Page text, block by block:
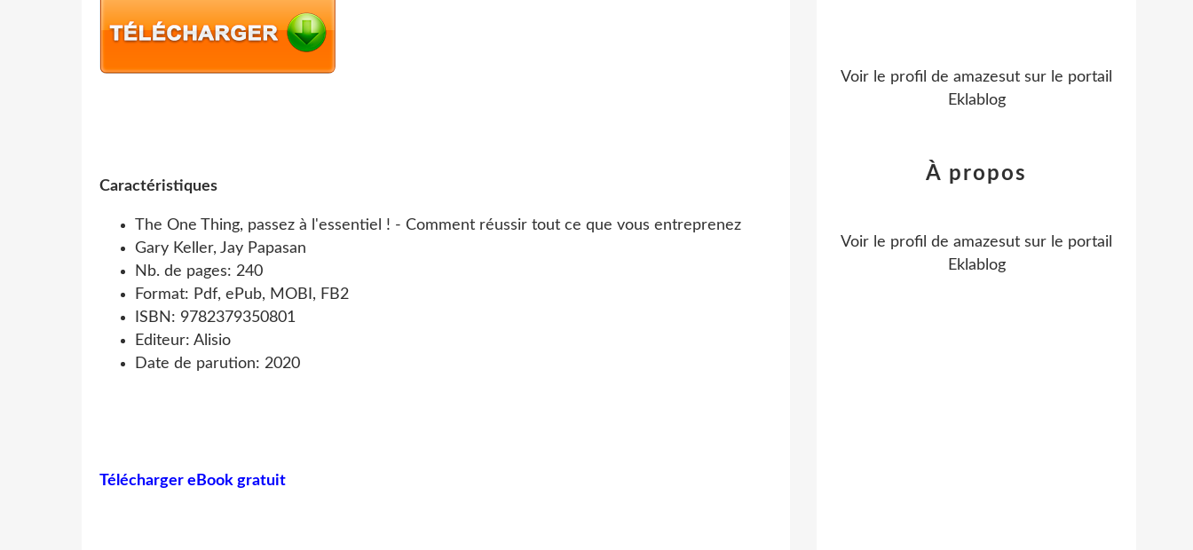
Caractéristiques
The One Thing, passez à l'essentiel ! - Comment réussir tout ce que vous entreprenez
Gary Keller, Jay Papasan
Nb. de pages: 240
Format: Pdf, ePub, MOBI, FB2
ISBN: 9782379350801
Editeur: Alisio
Date de parution: 2020
Télécharger eBook gratuit
Voir le profil de amazesut sur le portail
Eklablog
À propos
Voir le profil de amazesut sur le portail
Eklablog